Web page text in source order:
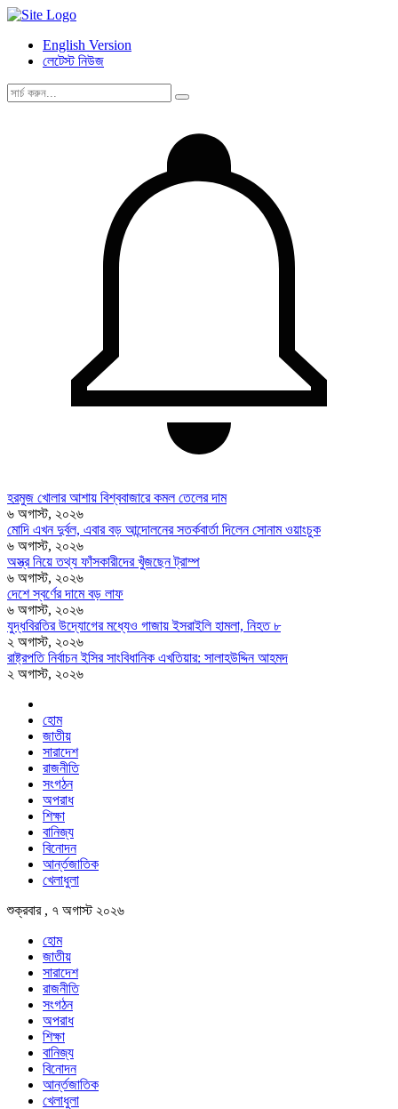
English Version
লেটেস্ট নিউজ
হরমুজ খোলার আশায় বিশ্ববাজারে কমল তেলের দাম
৬ অগাস্ট, ২০২৬
মোদি এখন দুর্বল, এবার বড় আন্দোলনের সতর্কবার্তা দিলেন সোনাম ওয়াংচুক
৬ অগাস্ট, ২০২৬
অস্ত্র নিয়ে তথ্য ফাঁসকারীদের খুঁজছেন ট্রাম্প
৬ অগাস্ট, ২০২৬
দেশে স্বর্ণের দামে বড় লাফ
৬ অগাস্ট, ২০২৬
যুদ্ধবিরতির উদ্যোগের মধ্যেও গাজায় ইসরাইলি হামলা, নিহত ৮
২ অগাস্ট, ২০২৬
রাষ্ট্রপতি নির্বাচন ইসির সাংবিধানিক এখতিয়ার: সালাহউদ্দিন আহমদ
২ অগাস্ট, ২০২৬
হোম
জাতীয়
সারাদেশ
রাজনীতি
সংগঠন
অপরাধ
শিক্ষা
বানিজ্য
বিনোদন
আর্ন্তজাতিক
খেলাধুলা
শুক্রবার , ৭ অগাস্ট ২০২৬
হোম
জাতীয়
সারাদেশ
রাজনীতি
সংগঠন
অপরাধ
শিক্ষা
বানিজ্য
বিনোদন
আর্ন্তজাতিক
খেলাধুলা